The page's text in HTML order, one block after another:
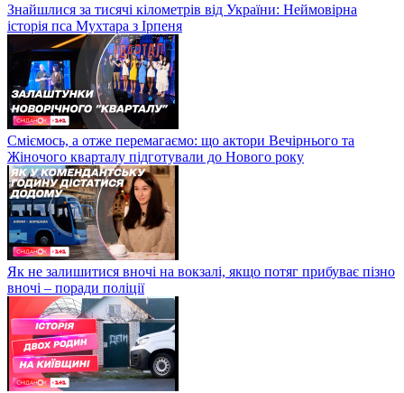
Знайшлися за тисячі кілометрів від України: Неймовірна
історія пса Мухтара з Ірпеня
Сміємось, а отже перемагаємо: що актори Вечірнього та
Жіночого кварталу підготували до Нового року
Як не залишитися вночі на вокзалі, якщо потяг прибуває пізно
вночі – поради поліції